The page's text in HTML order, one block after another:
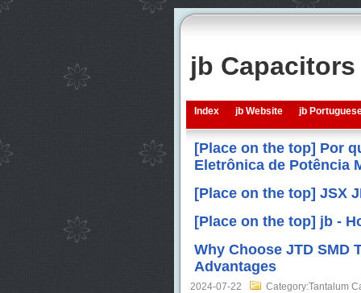
jb
Index jb Website jb
[Place on the top] Por
Eletrônica de Potência
[Place on the top] JSX
[Place on the top] jb -
Why Choose JTD SMD
Advantages
2024-07-22 Category:Tantalum